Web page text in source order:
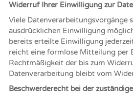
Widerruf Ihrer Einwilligung zur
Viele Datenverarbeitungsvorgänge
ausdrücklichen Einwilligung
bereits erteilte Einwilligung
reicht eine formlose Mitteilung per
Rechtmäßigkeit der bis zum
Datenverarbeitung bleibt vom
Beschwerderecht bei der